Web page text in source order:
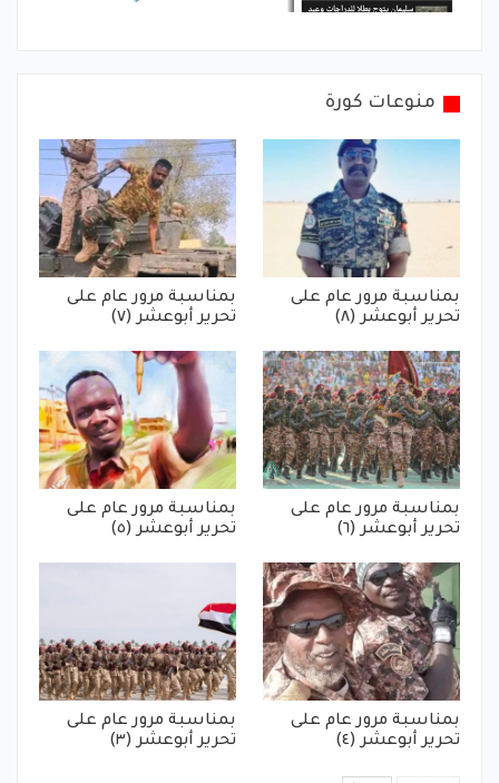
منوعات كورة
بمناسبة مرور عام على
تحرير أبوعشر (٨)
بمناسبة مرور عام على
تحرير أبوعشر (٧)
بمناسبة مرور عام على
تحرير أبوعشر (٦)
بمناسبة مرور عام على
تحرير أبوعشر (٥)
بمناسبة مرور عام على
تحرير أبوعشر (٤)
بمناسبة مرور عام على
تحرير أبوعشر (٣)